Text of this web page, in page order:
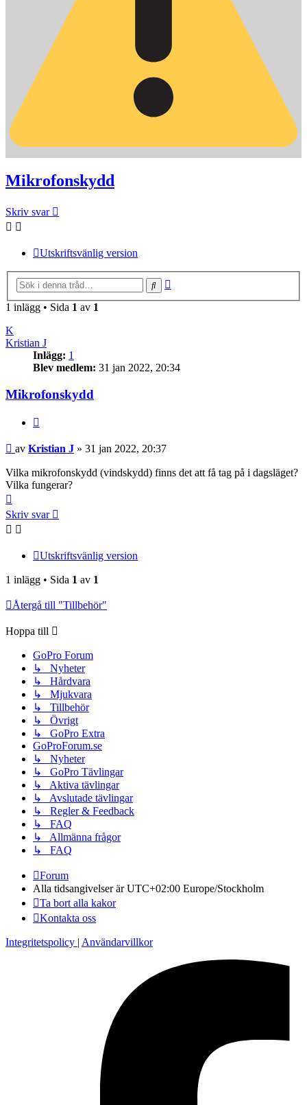
Mikrofonskydd
Skriv svar
Utskriftsvänlig version
Sök
1 inlägg • Sida 1 av 1
K
Kristian J
Inlägg: 1
Blev medlem: 31 jan 2022, 20:34
Mikrofonskydd
Inlägg
av Kristian J » 31 jan 2022, 20:37
Vilka mikrofonskydd (vindskydd) finns det att få tag på i dagsläget?
Vilka fungerar?
Skriv svar
Utskriftsvänlig version
1 inlägg • Sida 1 av 1
Återgå till "Tillbehör"
Hoppa till
GoPro Forum
↳ Nyheter
↳ Hårdvara
↳ Mjukvara
↳ Tillbehör
↳ Övrigt
↳ GoPro Extra
GoProForum.se
↳ Nyheter
↳ GoPro Tävlingar
↳ Aktiva tävlingar
↳ Avslutade tävlingar
↳ Regler & Feedback
↳ FAQ
↳ Allmänna frågor
↳ FAQ
Forum
Alla tidsangivelser är UTC+02:00 Europe/Stockholm
Ta bort alla kakor
Kontakta oss
Integritetspolicy | Användarvillkor